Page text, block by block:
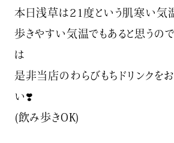
本日浅草は21度という肌寒い
歩きやすい気温でもあると思うの
は
是非当店のわらびもちドリンクを
い❣️
(飲み歩きOK)